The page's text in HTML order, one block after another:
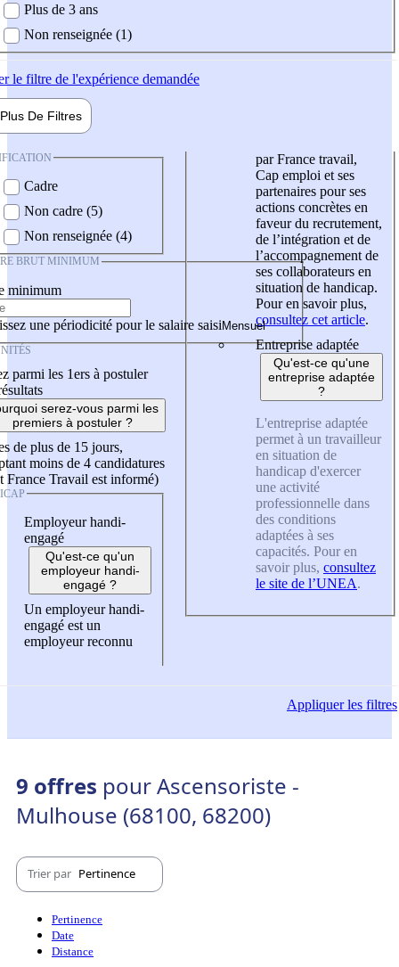
Plus de 3 ans
Non renseignée (1)
le filtre de l'expérience demandée
Plus De Filtres
Cadre
Non cadre (5)
Non renseignée (4)
BRUT MINIMUM
minimum
une périodicité pour le salaire saisi
parmi les 1ers à postuler
serez-vous parmi les
premiers à postuler ?
de plus de 15 jours,
moins de 4 candidatures
France Travail est informé)
Employeur handi-
engagé
Qu'est-ce qu'un
employeur handi-
engagé ?
Un employeur handi-
engagé est un
employeur reconnu
par France travail,
Cap emploi et ses
partenaires pour ses
actions concrètes en
faveur du recrutement,
de l’intégration et de
l’accompagnement de
ses collaborateurs en
situation de handicap.
Pour en savoir plus,
consultez cet article.
Entreprise adaptée
Qu'est-ce qu'une
entreprise adaptée
?
L'entreprise adaptée
permet à un travailleur
en situation de
handicap d'exercer
une activité
professionnelle dans
des conditions
adaptées à ses
capacités. Pour en
savoir plus, consultez
le site de l’UNEA.
Appliquerles filtres
9 offres pour Ascensoriste -
Mulhouse (68100, 68200)
Trier par Pertinence
Pertinence
Date
Distance